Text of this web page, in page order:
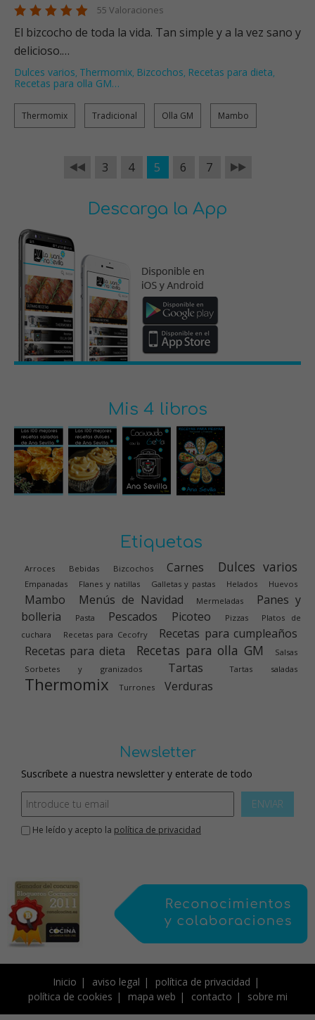
55 Valoraciones
El bizcocho de toda la vida. Tan simple y a la vez sano y
delicioso.…
Dulces varios, Thermomix, Bizcochos, Recetas para dieta,
Recetas para olla GM…
Thermomix Tradicional Olla GM Mambo
3 4 5 6 7
Descarga la App
Mis 4 libros
Etiquetas
Arroces Bebidas Bizcochos Carnes Dulces varios
Empanadas Flanes y natillas Galletas y pastas Helados Huevos
Mambo Menús de Navidad Mermeladas
Panes y
bolleria
Pasta Pescados Picoteo Pizzas
Platos de
cuchara
Recetas para Cecofry
Recetas para cumpleaños
Recetas para dieta
Recetas para olla GM
Salsas
Sorbetes y granizados
Tartas Tartas saladas
Thermomix Turrones Verduras
Newsletter
Suscríbete a nuestra newsletter y enterate de todo
ENVIAR
He leído y acepto la política de privacidad
Inicio aviso legal
política de privacidad
política de cookies
mapa web contacto sobre mi